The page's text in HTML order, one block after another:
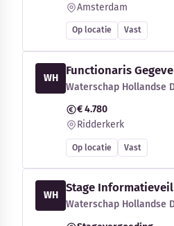
Amsterdam
Op locatie Vast
WH
Functionaris
Waterschap Hollandse
€ 4.780
Ridderkerk
Op locatie Vast
WH
Stage
Waterschap Hollandse